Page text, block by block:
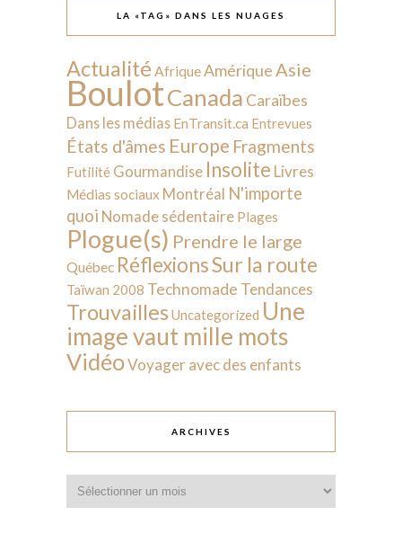
LA «TAG» DANS LES NUAGES
Actualité AfriqueAmérique Asie
BoulotCanada Caraïbes
Dans les médias EnTransit.ca Entrevues
États d'âmes Europe Fragments
Futilité Gourmandise Insolite Livres
Médias sociaux Montréal N'importe
quoi Nomade sédentaire Plages
Plogue(s) Prendre le large
Québec RéflexionsSur la route
Taïwan 2008 Technomade Tendances
Trouvailles Uncategorized Une
image vaut mille mots
VidéoVoyager avec des enfants
ARCHIVES